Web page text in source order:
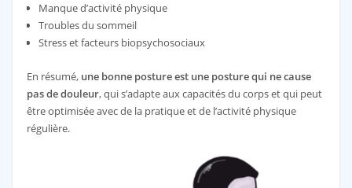
Manque d’activité physique
Troubles du sommeil
Stress et facteurs biopsychosociaux
En résumé, une bonne posture est une posture qui ne cause
pas de douleur, qui s’adapte aux capacités du corps et qui peut
être optimisée avec de la pratique et de l’activité physique
régulière.